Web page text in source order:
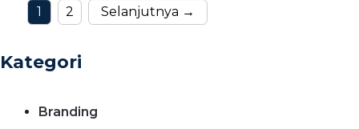
Halaman
1 Halaman
2 Selanjutnya →
Kategori
Branding